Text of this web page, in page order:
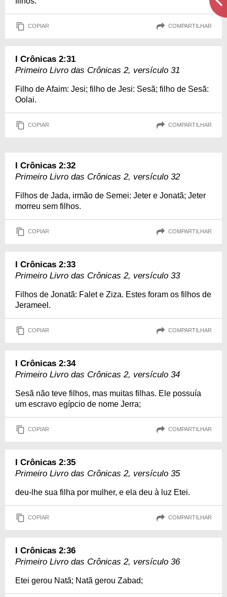
COPIAR COMPARTILHAR
I Crônicas 2:31
Primeiro Livro das Crônicas 2, versículo 31
Filho de Afaim: Jesi; filho de Jesi: Sesã; filho de Sesã:
Oolai.
COPIAR COMPARTILHAR
I Crônicas 2:32
Primeiro Livro das Crônicas 2, versículo 32
Filhos de Jada, irmão de Semei: Jeter e Jonatã; Jeter
morreu sem filhos.
COPIAR COMPARTILHAR
I Crônicas 2:33
Primeiro Livro das Crônicas 2, versículo 33
Filhos de Jonatã: Falet e Ziza. Estes foram os filhos de
Jerameel.
COPIAR COMPARTILHAR
I Crônicas 2:34
Primeiro Livro das Crônicas 2, versículo 34
Sesã não teve filhos, mas muitas filhas. Ele possuía
um escravo egípcio de nome Jerra;
COPIAR COMPARTILHAR
I Crônicas 2:35
Primeiro Livro das Crônicas 2, versículo 35
deu-lhe sua filha por mulher, e ela deu à luz Etei.
COPIAR COMPARTILHAR
I Crônicas 2:36
Primeiro Livro das Crônicas 2, versículo 36
Etei gerou Natã; Natã gerou Zabad;